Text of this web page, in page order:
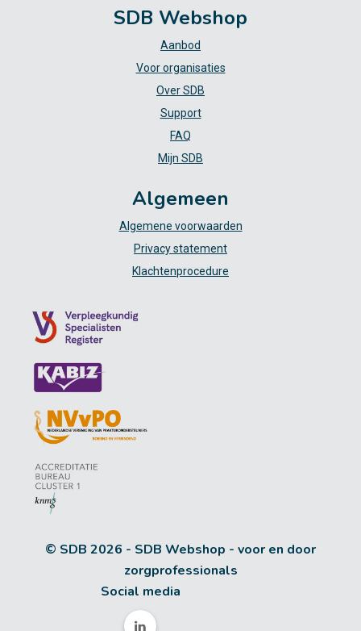
SDB Webshop
Aanbod
Voor organisaties
Over SDB
Support
FAQ
Mijn SDB
Algemeen
Algemene voorwaarden
Privacy statement
Klachtenprocedure
© SDB 2026 - SDB Webshop - voor en door
zorgprofessionals
Social media